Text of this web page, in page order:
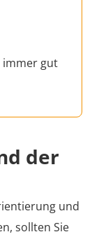
immer gut
der
und
sollten Sie